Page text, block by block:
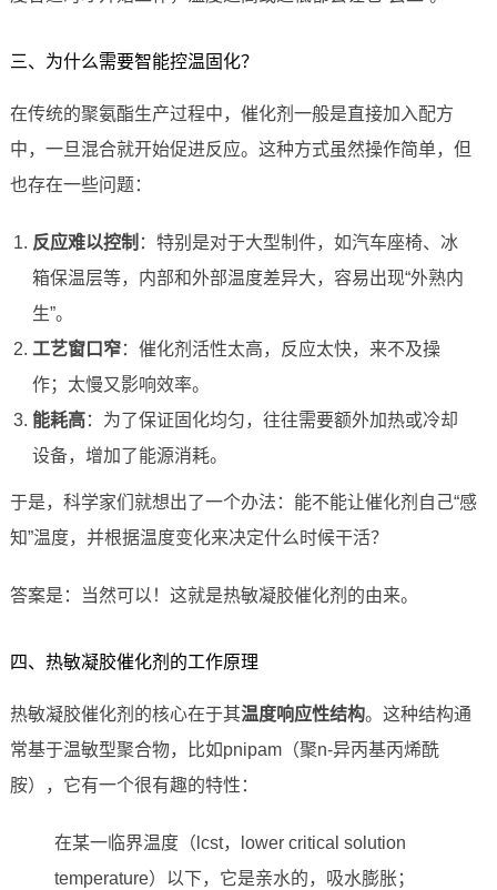
三、为什么需要智能控温固化？
在传统的聚氨酯生产过程中，催化剂一般是直接加入配方
中，一旦混合就开始促进反应。这种方式虽然操作简单，但
也存在一些问题：
反应难以控制 ：特别是对于大型制件，如汽车座椅、冰
箱保温层等，内部和外部温度差异大，容易出现“外熟内
生”。
工艺窗口窄：催化剂活性太高，反应太快，来不及操
作；太慢又影响效率。
能耗高：为了保证固化均匀，往往需要额外加热或冷却
设备，增加了能源消耗。
于是，科学家们就想出了一个办法：能不能让催化剂自己“感
知”温度，并根据温度变化来决定什么时候干活？
答案是：当然可以！这就是热敏凝胶催化剂的由来。
四、热敏凝胶催化剂的工作原理
热敏凝胶催化剂的核心在于其温度响应性结构。这种结构通
常基于温敏型聚合物，比如pnipam（聚n-异丙基丙烯酰
胺），它有一个很有趣的特性：
在某一临界温度（lcst，lower critical solution
temperature）以下，它是亲水的，吸水膨胀；